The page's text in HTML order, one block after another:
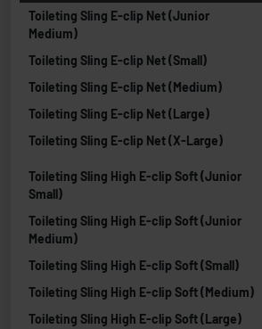
Toileting Sling E-clip Net (Junior
Medium)
Toileting Sling E-clip Net (Small)
Toileting Sling E-clip Net (Medium)
Toileting Sling E-clip Net (Large)
Toileting Sling E-clip Net (X-Large)
Toileting Sling High E-clip Soft (Junior
Small)
Toileting Sling High E-clip Soft (Junior
Medium)
Toileting Sling High E-clip Soft (Small)
Toileting Sling High E-clip Soft (Medium)
Toileting Sling High E-clip Soft (Large)